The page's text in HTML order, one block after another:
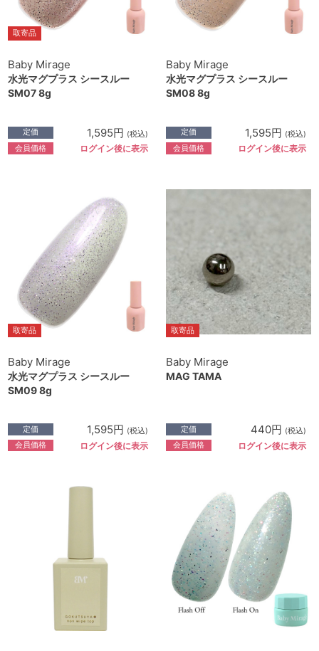
取寄品
Baby Mirage
水光マグプラス シースルー
SM07 8g
定価 1,595円 (税込)
会員価格 ログイン後に表示
Baby Mirage
水光マグプラス シースルー
SM08 8g
定価 1,595円 (税込)
会員価格 ログイン後に表示
取寄品
Baby Mirage
水光マグプラス シースルー
SM09 8g
定価 1,595円 (税込)
会員価格 ログイン後に表示
取寄品
Baby Mirage
MAG TAMA
定価 440円 (税込)
会員価格 ログイン後に表示